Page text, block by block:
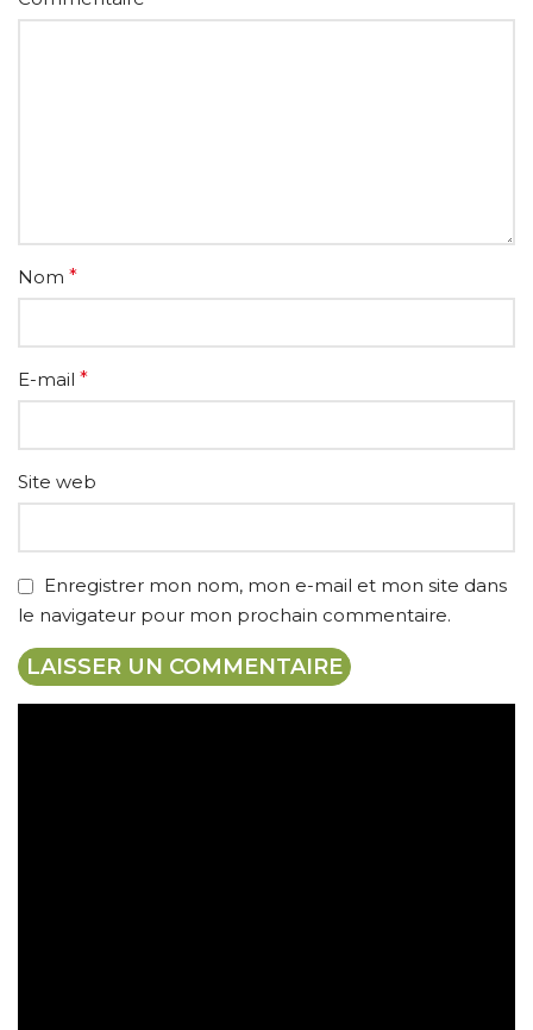
Nom *
E-mail *
Site web
Enregistrer mon nom, mon e-mail et mon site dans
le navigateur pour mon prochain commentaire.